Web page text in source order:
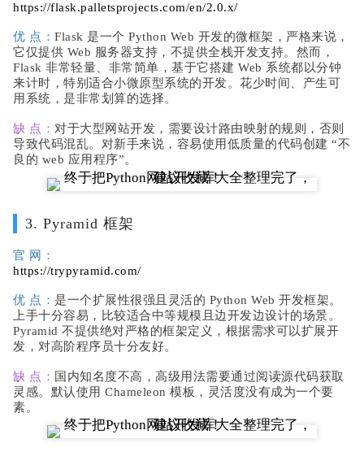
https://flask.palletsprojects.com/en/2.0.x/
优 点： Flask 是一个 Python Web 开发的微框架，严格来说，
它仅提供 Web 服务器支持，不提供全栈开发支持。然而，
Flask 非常轻量、非常简单，基于它搭建 Web 系统都以分钟
来计时，特别适合小微原型系统的开发。花少时间、产生可
用系统，是非常划算的选择。
缺 点： 对于大型网站开发，需要设计路由映射的规则，否则
导致代码混乱。对新手来说，容易使用低质量的代码创建 “不
良的 web 应用程序”。
3. Pyramid 框架
官 网：
https://trypyramid.com/
优 点： 是一个扩展性很强且灵活的 Python Web 开发框架。
上手十分容易，比较适合中等规模且边开发边设计的场景。
Pyramid 不提供绝对严格的框架定义，根据需求可以扩展开
发，对高阶程序员十分友好。
缺 点： 国内知名度不高，高级用法需要通过阅读源代码获取
灵感。默认使用 Chameleon 模板，灵活度没有成为一个要
素。